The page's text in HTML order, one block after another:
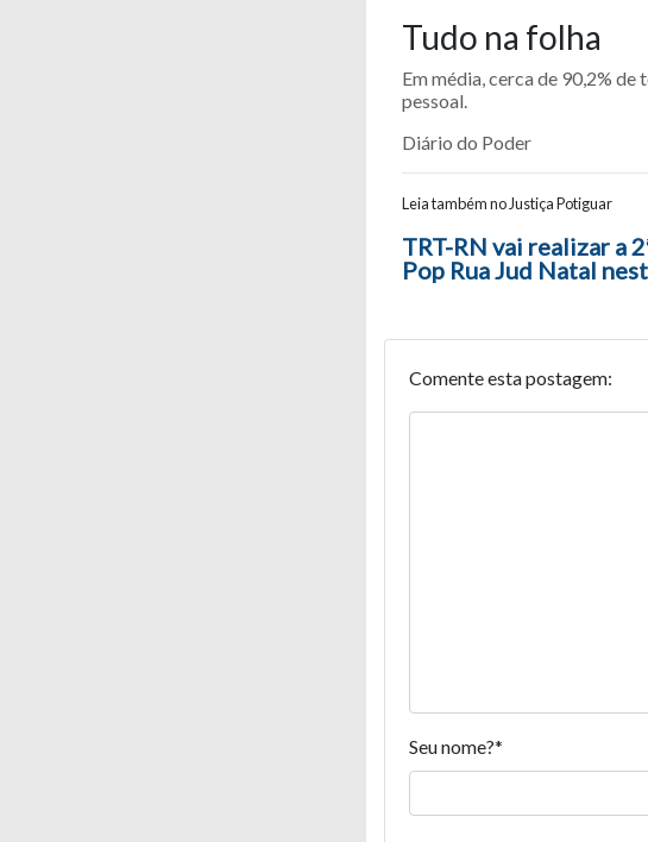
Tudo na folha
Em média, cerca de 90,2%
pessoal.
Diário do Poder
Leia também no Justiça Potiguar
Navegação
TRT-RN vai realizar a
Pop Rua Jud Natal
Comente esta postagem:
Seu nome?*